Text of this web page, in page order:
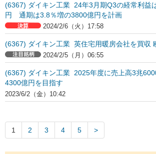
(6367) ダイキン工業 24年3月期Q3の経常利益
円 通期は3.8％増の3800億円を計画
2024/2/6（火）17:58
(6367) ダイキン工業 英住宅用暖房会社を買収
2024/2/5（月）06:55
(6367) ダイキン工業 2025年度に売上高3兆
4300億円を目指す
2023/6/2（金）10:42
1 2 3 4 5